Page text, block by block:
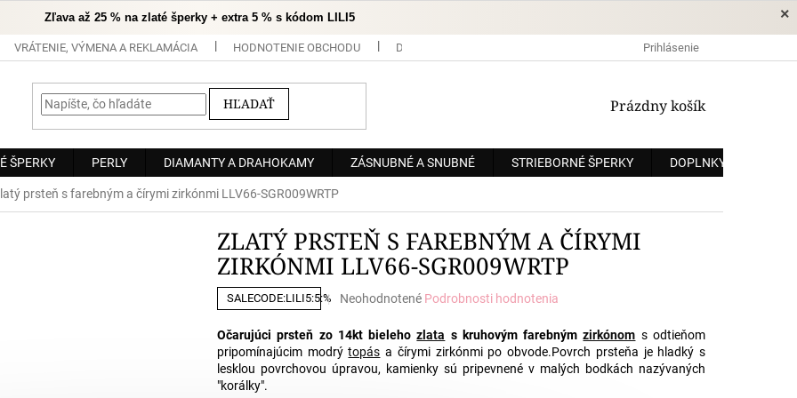
×
Zľava až 25 % na zlaté šperky + extra 5 % s kódom LILI5
VRÁTENIE, VÝMENA A REKLAMÁCIA HODNOTENIE OBCHODU DOPRAVA A PLATBA OCHRANA OSOBNÝCH ÚDAJOV
Prihlásenie
HĽADAŤ
NÁKUPNÝ
Prázdny košík
ŠPERKY PERLY DIAMANTY A DRAHOKAMY ZÁSNUBNÉ A SNUBNÉ STRIEBORNÉ ŠPERKY DOPLNKY
prsteň s farebným a čírymi zirkónmi LLV66-SGR009WRTP
ZLATÝ PRSTEŇ S FAREBNÝM A ČÍRYMI
ZIRKÓNMI LLV66-SGR009WRTP
SALECODE:LILI5:5:%
Priemerné
produktu
je
0,0
Neohodnotené Podrobnosti hodnotenia
Očarujúci prsteň zo 14kt bielehozlata s kruhovým farebnýmzirkónom s odtieňom
pripomínajúcim modrýtopás a čírymi zirkónmi po obvode.Povrch prsteňa je hladký s
lesklou povrchovou úpravou, kamienky sú pripevnené v malých bodkách nazývaných
"korálky".